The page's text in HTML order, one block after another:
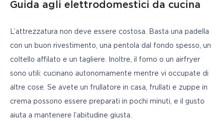
Guida agli elettrodomestici da cucina
L’attrezzatura non deve essere costosa. Basta una padella
con un buon rivestimento, una pentola dal fondo spesso, un
coltello affilato e un tagliere. Inoltre, il forno o un airfryer
sono utili: cucinano autonomamente mentre vi occupate di
altre cose. Se avete un frullatore in casa, frullati e zuppe in
crema possono essere preparati in pochi minuti, e il gusto
aiuta a mantenere l’abitudine giusta.